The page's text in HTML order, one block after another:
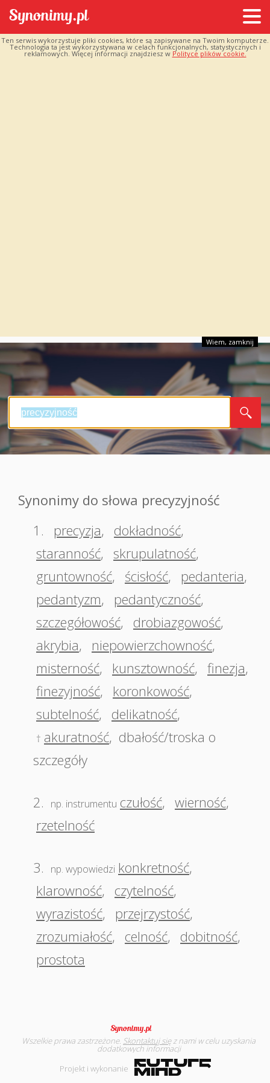
Ten serwis wykorzystuje pliki cookies, które są zapisywane na Twoim komputerze.
Technologia ta jest wykorzystywana w celach funkcjonalnych, statystycznych i
reklamowych. Więcej informacji znajdziesz w Polityce plików cookie.
Wiem, zamknij
Synonimy do słowa precyzyjność
1.
precyzja, dokładność,
staranność, skrupulatność,
gruntowność, ścisłość, pedanteria,
pedantyzm, pedantyczność,
szczegółowość, drobiazgowość,
akrybia, niepowierzchowność,
misterność, kunsztowność, finezja,
finezyjność, koronkowość,
subtelność, delikatność,
† akuratność, dbałość/troska o
szczegóły
2. np. instrumentu czułość, wierność,
rzetelność
3. np. wypowiedzi konkretność,
klarowność, czytelność,
wyrazistość, przejrzystość,
zrozumiałość, celność, dobitność,
prostota
Wszelkie prawa zastrzeżone. Skontaktuj sięz nami w celu uzyskania
dodatkowych informacji
Projekt i wykonanie